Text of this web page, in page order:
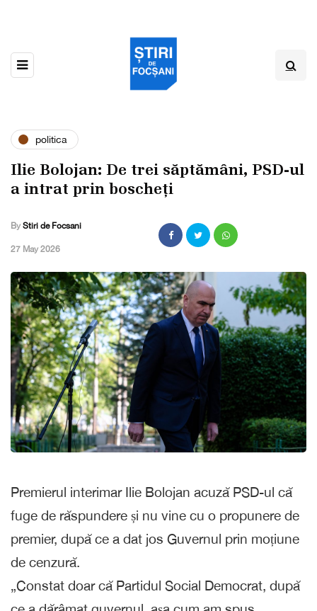
politica
Ilie Bolojan: De trei săptămâni, PSD-ul
a intrat prin boscheți
By Stiri de Focsani
,27 May 2026
Premierul interimar Ilie Bolojan acuză PSD-ul că
fuge de răspundere și nu vine cu o propunere de
premier, după ce a dat jos Guvernul prin moțiune
de cenzură.
„Constat doar că Partidul Social Democrat, după